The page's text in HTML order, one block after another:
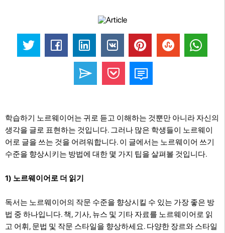
학습하기 노르웨이어는 귀로 듣고 이해하는 것뿐만 아니라 자신의
생각을 글로 표현하는 것입니다. 그러나 많은 학생들이 노르웨이
어로 글을 쓰는 것을 어려워합니다. 이 글에서는 노르웨이어 쓰기
수준을 향상시키는 방법에 대한 몇 가지 팁을 살펴볼 것입니다.
1) 노르웨이어로 더 읽기
독서는 노르웨이어의 작문 수준을 향상시킬 수 있는 가장 좋은 방
법 중 하나입니다. 책, 기사, 뉴스 및 기타 자료를 노르웨이어로 읽
고 어휘, 문법 및 작문 스타일을 향상하세요. 다양한 장르와 스타일